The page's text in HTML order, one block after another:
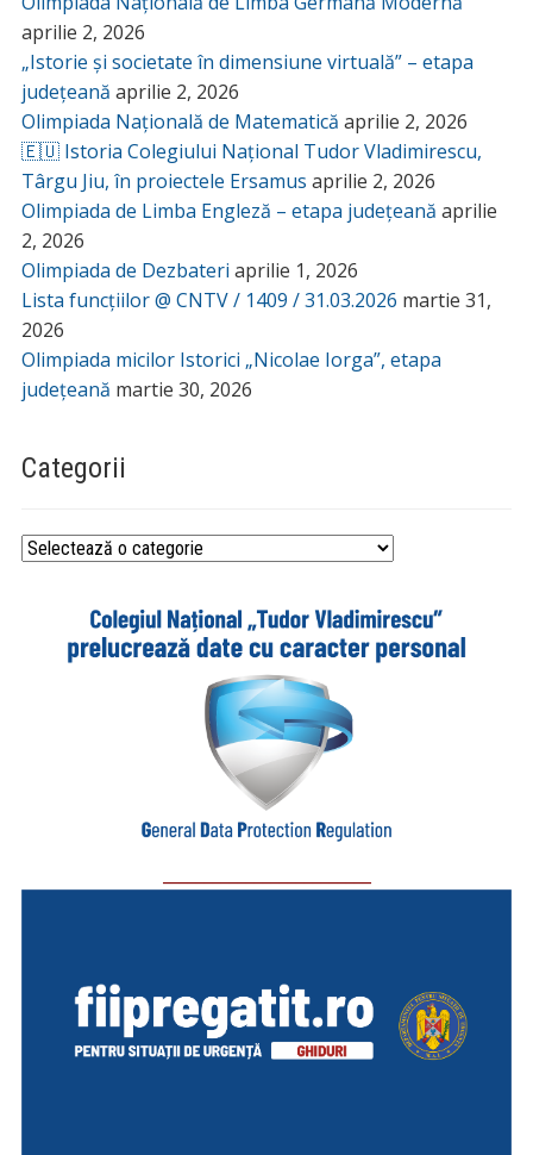
aprilie 2, 2026
„Istorie și societate în dimensiune virtuală” – etapa
județeană aprilie 2, 2026
Olimpiada Națională de Matematică aprilie 2, 2026
🇪🇺 Istoria Colegiului Național Tudor Vladimirescu,
Târgu Jiu, în proiectele Ersamus aprilie 2, 2026
Olimpiada de Limba Engleză – etapa județeană aprilie
2, 2026
Olimpiada de Dezbateri aprilie 1, 2026
Lista funcțiilor @ CNTV / 1409 / 31.03.2026 martie 31,
2026
Olimpiada micilor Istorici „Nicolae Iorga”, etapa
județeană martie 30, 2026
Categorii
Categorii